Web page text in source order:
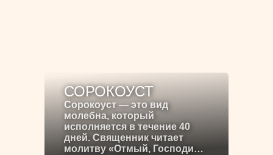
СОРОКОУСТ
Сорокоуст — это вид
молебна, который
исполняется в течение 40
дней. Священник читает
молитву «Отмый, Господи…